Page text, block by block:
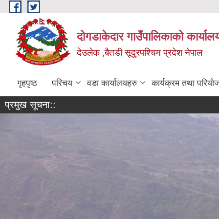
Skip to main content
दोगडाकेदार गाउँपालिकाको
देउलेक ,बैतडी सूदुरपश्चिम प्रदेश नेपाल
गृहपृष्ठ परिचय वडा कार्यालयहरु कार्यक्रम तथा
प्रमुख सूचना::